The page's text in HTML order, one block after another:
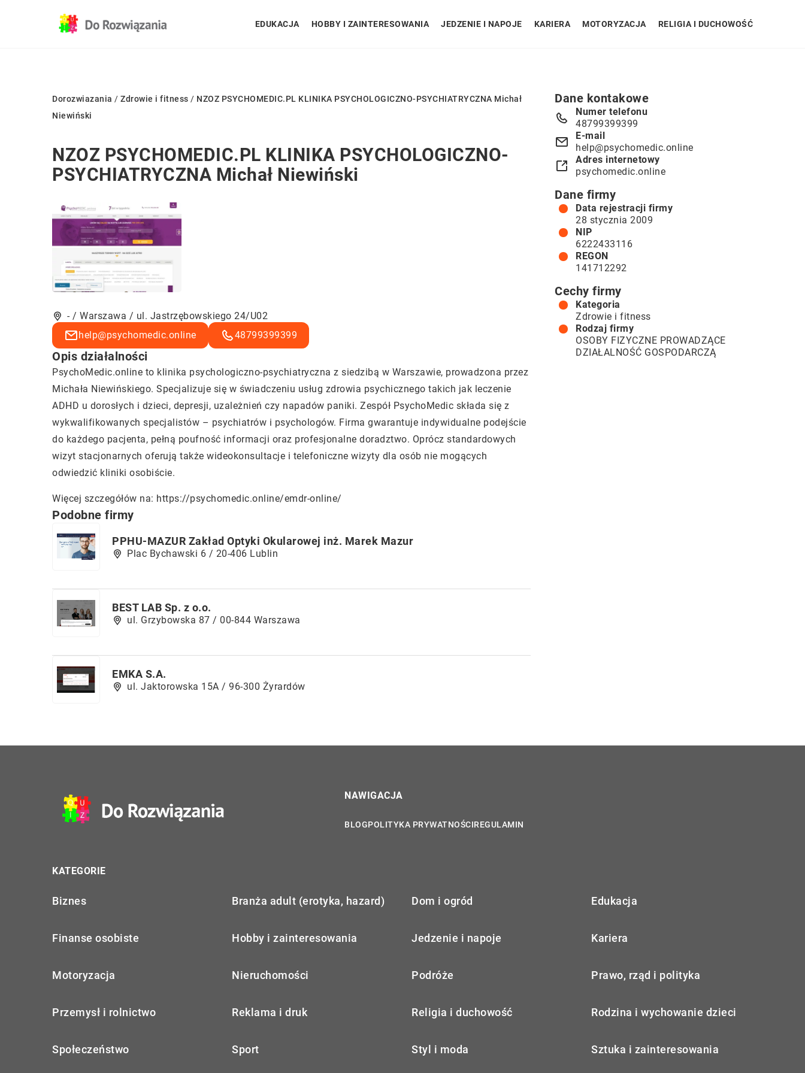
EDUKACJA HOBBY I ZAINTERESOWANIA JEDZENIE I NAPOJE KARIERA MOTORYZACJA RELIGIA I DUCHOWOŚĆ
Dorozwiazania / Zdrowie i fitness / NZOZ PSYCHOMEDIC.PL KLINIKA PSYCHOLOGICZNO-PSYCHIATRYCZNA Michał
Niewiński
NZOZ PSYCHOMEDIC.PL KLINIKA PSYCHOLOGICZNO-
PSYCHIATRYCZNA Michał Niewiński
- / Warszawa / ul. Jastrzębowskiego 24/U02
help@psychomedic.online
48799399399
Opis działalności
PsychoMedic.online to klinika psychologiczno-psychiatryczna z siedzibą w Warszawie, prowadzona przez
Michała Niewińskiego. Specjalizuje się w świadczeniu usług zdrowia psychicznego takich jak leczenie
ADHD u dorosłych i dzieci, depresji, uzależnień czy napadów paniki. Zespół PsychoMedic składa się z
wykwalifikowanych specjalistów – psychiatrów i psychologów. Firma gwarantuje indywidualne podejście
do każdego pacjenta, pełną poufność informacji oraz profesjonalne doradztwo. Oprócz standardowych
wizyt stacjonarnych oferują także wideokonsultacje i telefoniczne wizyty dla osób nie mogących
odwiedzić kliniki osobiście.
Więcej szczegółów na: https://psychomedic.online/emdr-online/
Podobne firmy
PPHU-MAZUR Zakład Optyki Okularowej inż. Marek Mazur
Plac Bychawski 6 / 20-406 Lublin
BEST LAB Sp. z o.o.
ul. Grzybowska 87 / 00-844 Warszawa
EMKA S.A.
ul. Jaktorowska 15A / 96-300 Żyrardów
Dane kontakowe
Numer telefonu
48799399399
E-mail
help@psychomedic.online
Adres internetowy
psychomedic.online
Dane firmy
Data rejestracji firmy
28 stycznia 2009
NIP
6222433116
REGON
141712292
Cechy firmy
Kategoria
Zdrowie i fitness
Rodzaj firmy
OSOBY FIZYCZNE PROWADZĄCE
DZIAŁALNOŚĆ GOSPODARCZĄ
NAWIGACJA
BLOGPOLITYKA PRYWATNOŚCIREGULAMIN
KATEGORIE
Biznes Branża adult (erotyka, hazard) Dom i ogród Edukacja
Finanse osobiste Hobby i zainteresowania Jedzenie i napoje Kariera
Motoryzacja Nieruchomości Podróże Prawo, rząd i polityka
Przemysł i rolnictwo Reklama i druk Religia i duchowość Rodzina i wychowanie dzieci
Społeczeństwo Sport Styl i moda Sztuka i zainteresowania